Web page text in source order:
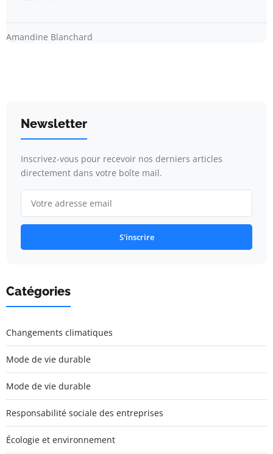
Amandine Blanchard
Newsletter
Inscrivez-vous pour recevoir nos derniers articles
directement dans votre boîte mail.
S'inscrire
Catégories
Changements climatiques
Mode de vie durable
Mode de vie durable
Responsabilité sociale des entreprises
Écologie et environnement